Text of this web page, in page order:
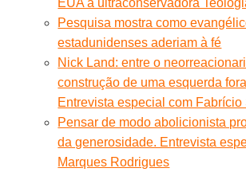
Pesquisa mostra como
estadunidenses aderiam à fé
Nick Land: entre o
construção de uma esquerda
Entrevista especial com Fabrício
Pensar de modo abolicionista
da generosidade. Entrevista
Marques Rodrigues